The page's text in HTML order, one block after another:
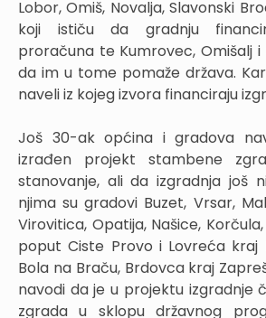
Lobor, Omiš, Novalja, Slavonski
koji ističu da gradnju
proračuna te Kumrovec, Omišalj i
da im u tome pomaže država.
naveli iz kojeg izvora financiraju
Još 30-ak općina i gradova
izrađen projekt stambene
stanovanje, ali da izgradnja još
njima su gradovi Buzet, Vrsar,
Virovitica, Opatija, Našice,
poput Ciste Provo i Lovreća kraj
Bola na Braču, Brdovca kraj
navodi da je u projektu izgradnje
zgrada u sklopu državnog